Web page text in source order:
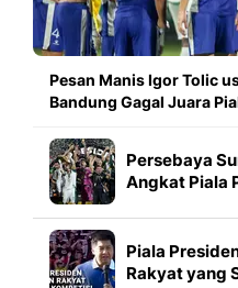
Pesan Manis Igor Tolic
Bandung Gagal Juara
Persebaya
Angkat Piala
Piala
Rakyat yang